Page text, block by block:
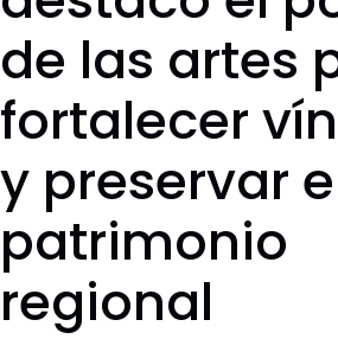
de las artes
fortalecer
y preservar
patrimonio
regional